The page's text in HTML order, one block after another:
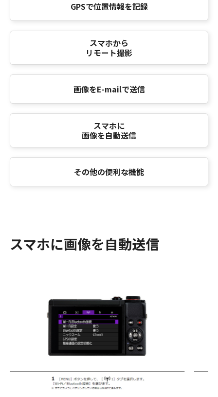
GPSで位置情報を記録
スマホから
リモート撮影
画像をE-mailで送信
スマホに
画像を自動送信
その他の便利な機能
スマホに画像を自動送信